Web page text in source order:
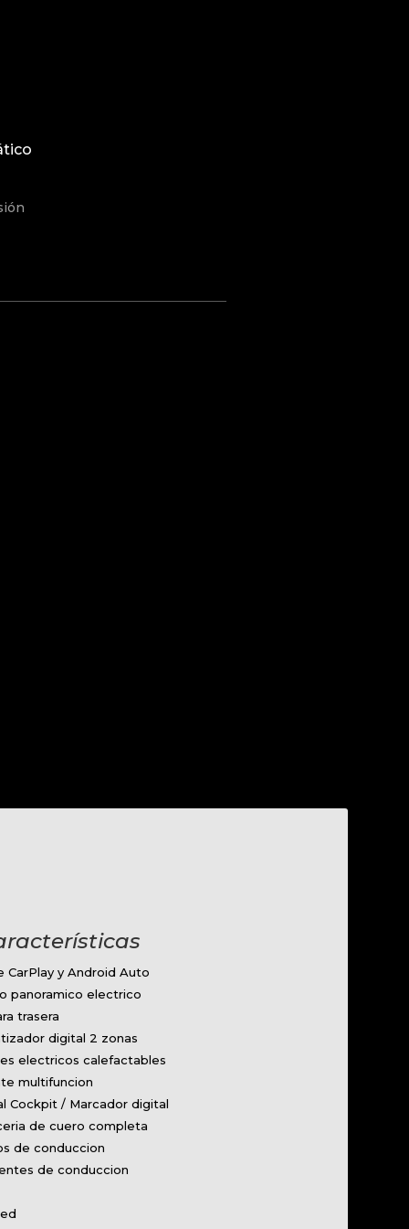
CarPlay y Android Auto
panoramico electrico
trasera
digital 2 zonas
electricos calefactables
multifuncion
Cockpit / Marcador digital
de cuero completa
de conduccion
de conduccion